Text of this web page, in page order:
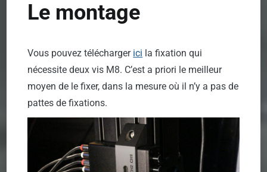
Le montage
Vous pouvez télécharger ici la fixation qui
nécessite deux vis M8. C’est a priori le meilleur
moyen de le fixer, dans la mesure où il n’y a pas de
pattes de fixations.